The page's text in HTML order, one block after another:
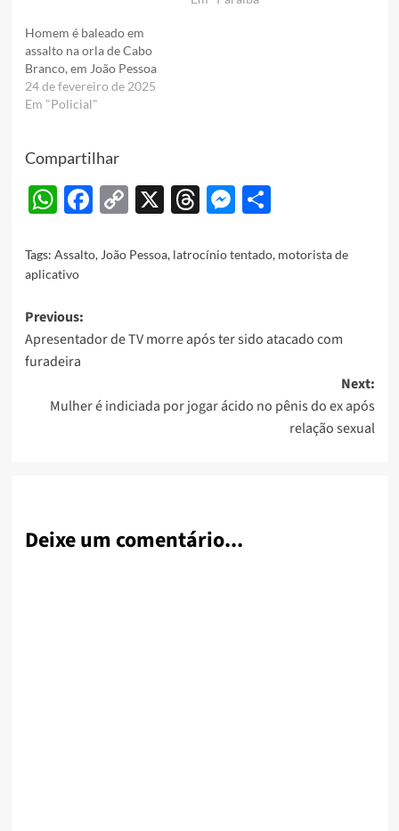
Homem é baleado em
assalto na orla de Cabo
Branco, em João Pessoa
24 de fevereiro de 2025
Em "Policial"
Compartilhar
WhatsApp
Facebook
Copy
X Threads
Messenger
Share
Tags: Assalto, João Pessoa, latrocínio tentado, motorista de
aplicativo
Post
navigation
Previous:
Apresentador de TV morre após ter sido atacado com
furadeira
Next:
Mulher é indiciada por jogar ácido no pênis do ex após
relação sexual
Deixe um comentário...